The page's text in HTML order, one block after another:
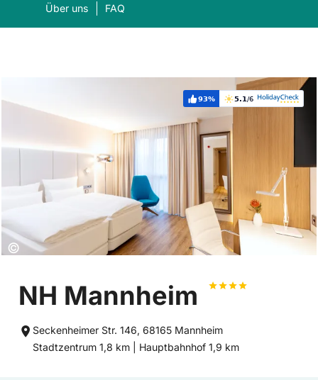
Über uns FAQ
Was suchen Sie?
Weiterempfehlung:
93% Bewertung:
5.1/6
Copyright:
©
NH Mannheim
Seckenheimer Str. 146, 68165 Mannheim
Entfernung
Stadtzentrum 1,8 km | Entfernung
Hauptbahnhof 1,9 km